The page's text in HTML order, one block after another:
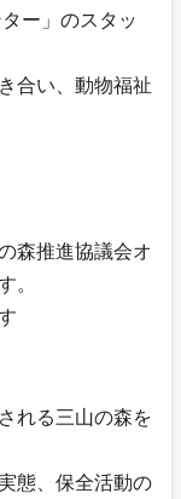
ー」のスタッ
合い、動物福祉
森推進協議会オ
。
れる三山の森を
態、保全活動の